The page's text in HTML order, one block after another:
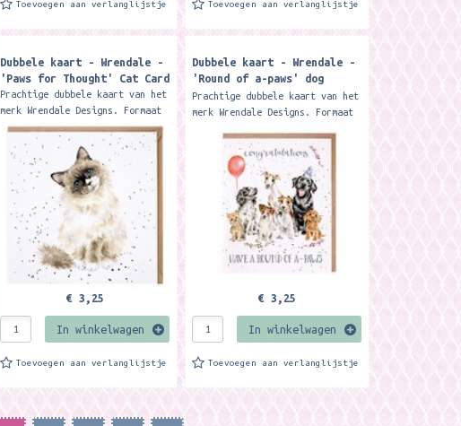
Toevoegen aan verlanglijstje Toevoegen aan verlanglijstje
Dubbele kaart - Wrendale -
'Paws for Thought' Cat Card
Prachtige dubbele kaart van het
merk Wrendale Designs. Formaat
15 x 15 cm. Met kraft envelop
Featuring a lovely Ragdoll cat,
this card is...
€ 3,25
In winkelwagen
Toevoegen aan verlanglijstje
Dubbele kaart - Wrendale -
'Round of a-paws' dog
congratulations card
Prachtige dubbele kaart van het
merk Wrendale Designs. Formaat
envelop Celebrate with this
delightful dog card....
€ 3,25
In winkelwagen
Toevoegen aan verlanglijstje